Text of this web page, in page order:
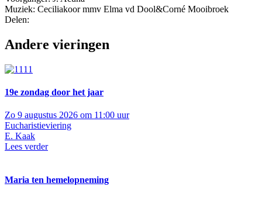
Muziek: Ceciliakoor mmv Elma vd Dool&Corné Mooibroek
Delen:
Andere vieringen
19e zondag door het jaar
Zo 9 augustus 2026 om 11:00 uur
Eucharistieviering
E. Kaak
Lees verder
Maria ten hemelopneming